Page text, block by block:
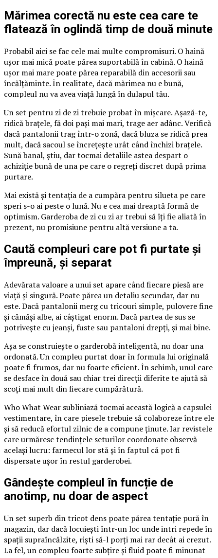
Mărimea corectă nu este cea care te
flatează în oglindă timp de două minute
Probabil aici se fac cele mai multe compromisuri. O haină
ușor mai mică poate părea suportabilă în cabină. O haină
ușor mai mare poate părea reparabilă din accesorii sau
încălțăminte. În realitate, dacă mărimea nu e bună,
compleul nu va avea viață lungă în dulapul tău.
Un set pentru zi de zi trebuie probat în mișcare. Așază-te,
ridică brațele, fă doi pași mai mari, trage aer adânc. Verifică
dacă pantalonii trag într-o zonă, dacă bluza se ridică prea
mult, dacă sacoul se încrețește urât când închizi brațele.
Sună banal, știu, dar tocmai detaliile astea despart o
achiziție bună de una pe care o regreți discret după prima
purtare.
Mai există și tentația de a cumpăra pentru silueta pe care
speri s-o ai peste o lună. Nu e cea mai dreaptă formă de
optimism. Garderoba de zi cu zi ar trebui să îți fie aliată în
prezent, nu promisiune pentru altă versiune a ta.
Caută compleuri care pot fi purtate și
împreună, și separat
Adevărata valoare a unui set apare când fiecare piesă are
viață și singură. Poate părea un detaliu secundar, dar nu
este. Dacă pantalonii merg cu tricouri simple, pulovere fine
și cămăși albe, ai câștigat enorm. Dacă partea de sus se
potrivește cu jeanși, fuste sau pantaloni drepți, și mai bine.
Așa se construiește o garderobă inteligentă, nu doar una
ordonată. Un compleu purtat doar în formula lui originală
poate fi frumos, dar nu foarte eficient. În schimb, unul care
se desface în două sau chiar trei direcții diferite te ajută să
scoți mai mult din fiecare cumpărătură.
Who What Wear subliniază tocmai această logică a capsulei
vestimentare, în care piesele trebuie să colaboreze între ele
și să reducă efortul zilnic de a compune ținute. Iar revistele
care urmăresc tendințele seturilor coordonate observă
același lucru: farmecul lor stă și în faptul că pot fi
dispersate ușor în restul garderobei.
Gândește compleul în funcție de
anotimp, nu doar de aspect
Un set superb din tricot dens poate părea tentație pură în
magazin, dar dacă locuiești într-un loc unde intri repede în
spații supraîncălzite, riști să-l porți mai rar decât ai crezut.
La fel, un compleu foarte subțire și fluid poate fi minunat